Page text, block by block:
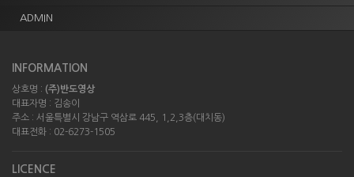
ADMIN
INFORMATION
상호명 : (주)반도영상
대표자명 : 김송이
주소 : 서울특별시 강남구 역삼로 445, 1,2,3층(대치동)
대표전화 : 02-6273-1505
LICENCE